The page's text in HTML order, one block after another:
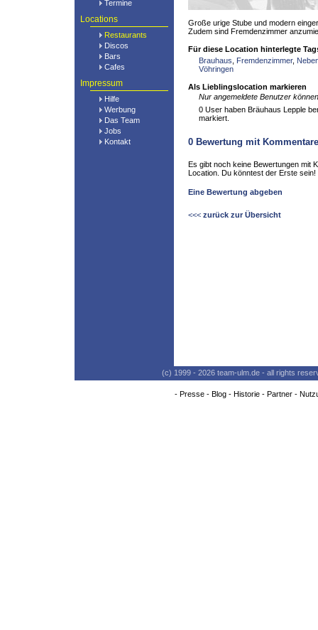
Termine
Locations
Restaurants
Discos
Bars
Cafes
Impressum
Hilfe
Werbung
Das Team
Jobs
Kontakt
Große urige Stube und modern
Zudem sind Fremdenzimmer
Für diese Location hinterlegte
Brauhaus
Fremdenzimmer,
Vöhringen
Als Lieblingslocation markieren
Nur angemeldete Benutzer
0 User haben Bräuhaus Lepple
markiert.
0 Bewertung mit
Es gibt noch keine Bewertungen mit
Location. Du könntest der Erste sein!
Eine Bewertung abgeben
<<< zurück zur Übersicht
(c) 1999 - 2026 team-ulm.de - all rights
- Presse- Blog- Historie- Partner-